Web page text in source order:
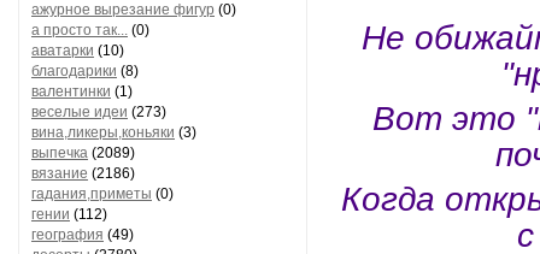
ажурное вырезание фигур (0)
а просто так... (0)
аватарки (10)
благодарики (8)
валентинки (1)
веселые идеи (273)
вина,ликеры,коньяки (3)
выпечка (2089)
вязание (2186)
гадания,приметы (0)
гении (112)
география (49)
Не
Вот это
Когда